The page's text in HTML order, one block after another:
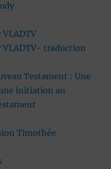
VLADTV
VLADTV- traduction
Testament : Une
initiation au
Timothée